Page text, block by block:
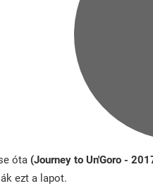
óta (Journey to Un'Goro -
ezt a lapot.